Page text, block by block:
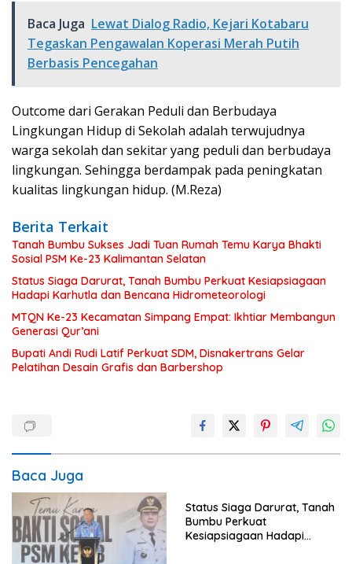
Baca Juga Lewat Dialog Radio, Kejari Kotabaru
Tegaskan Pengawalan Koperasi Merah Putih
Berbasis Pencegahan
Outcome dari Gerakan Peduli dan Berbudaya
Lingkungan Hidup di Sekolah adalah terwujudnya
warga sekolah dan sekitar yang peduli dan berbudaya
lingkungan. Sehingga berdampak pada peningkatan
kualitas lingkungan hidup. (M.Reza)
Berita Terkait
Tanah Bumbu Sukses Jadi Tuan Rumah Temu Karya Bhakti
Sosial PSM Ke-23 Kalimantan Selatan
Status Siaga Darurat, Tanah Bumbu Perkuat Kesiapsiagaan
Hadapi Karhutla dan Bencana Hidrometeorologi
MTQN Ke-23 Kecamatan Simpang Empat: Ikhtiar Membangun
Generasi Qur’ani
Bupati Andi Rudi Latif Perkuat SDM, Disnakertrans Gelar
Pelatihan Desain Grafis dan Barbershop
Baca Juga
Status Siaga Darurat, Tanah
Bumbu Perkuat
Kesiapsiagaan Hadapi